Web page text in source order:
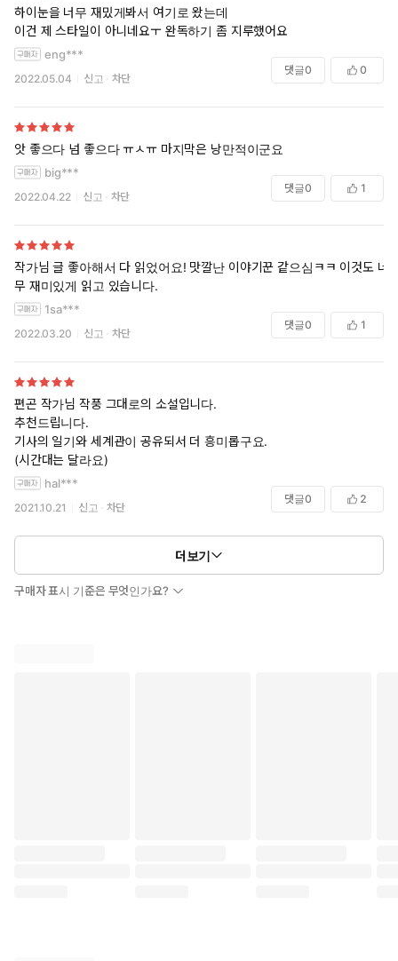
하이눈을 너무 재밌게봐서 여기로 왔는데
이건 제 스타일이 아니네요ㅜ 완독하기 좀 지루했어요
eng***
2022.05.04 신고 차단
댓글0 0
앗 좋으다 넘 좋으다 ㅠㅅㅠ 마지막은 낭만적이군요
big***
2022.04.22 신고 차단
댓글0 1
작가님 글 좋아해서 다 읽었어요! 맛깔난 이야기꾼 같으심ㅋㅋ 이것도 너
무 재미있게 읽고 있습니다.
1sa***
2022.03.20 신고 차단
댓글0 1
편곤 작가님 작풍 그대로의 소설입니다.
추천드립니다.
기사의 일기와 세계관이 공유되서 더 흥미롭구요.
(시간대는 달라요)
hal***
2021.10.21 신고 차단
댓글0 2
더보기
구매자 표시 기준은 무엇인가요?